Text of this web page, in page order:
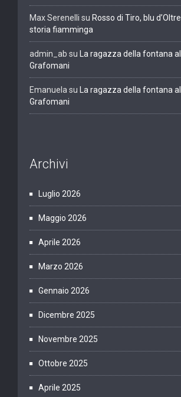
Max Serenelli su Rosso di Tiro, blu
storia fiamminga
admin_ab su
La ragazza della fontana
Grafomani
Emanuela su
La ragazza della fontana
Grafomani
Archivi
Luglio 2026
Maggio 2026
Aprile 2026
Marzo 2026
Gennaio 2026
Dicembre 2025
Novembre 2025
Ottobre 2025
Aprile 2025